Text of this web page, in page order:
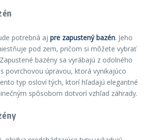
potrebná aj pre zapustený bazén. Jeho
pod zem, pričom si môžete vybrať
bazény sa vyrábajú z odolného
povrchovou úpravou, ktorá vynikajúco
typ osloví tých, ktorí hľadajú elegantné
spôsobom dotvorí vzhľad záhrady.